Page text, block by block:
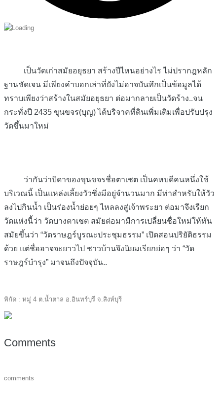
เป็นวัดเก่าสมัยอยุธยา สร้างปีไหนอย่างไร ไม่ปรากฎหลัก
ฐานชัดเจน มีเพียงคำบอกเล่าที่ยังไม่อาจบันทึกเป็นข้อมูลได้
ทราบเพียงว่าสร้างในสมัยอยุธยา ต่อมากลายเป็นวัดร้าง..จน
กระทั่งปี 2435 ขุนขจร(บุญ) ได้บริจาคที่ดินเพิ่มเติมเพื่อปรับปรุง
วัดขึ้นมาใหม่
ว่ากันว่าบิดาของขุนขจรชื่อตาเชต เป็นคหบดีคนหนึ่งใช้
บริเวณนี้ เป็นแหล่งเลี้ยงวัวซึ่งมีอยู่จำนวนมาก มีท่าสำหรับให้วัว
ลงไปกินน้ำ เป็นร่องน้ำย่อยๆ ไหลลงสู่เจ้าพระยา ต่อมาจึงเรียก
วัดแห่งนี้ว่า วัดบางตาเชต สมัยต่อมามีการเปลี่ยนชื่อใหม่ให้ทัน
สมัยขึ้นว่า “วัดราษฎร์บูรณะประชุมธรรม” เปิดสอนปริยัติธรรม
ด้วย แต่ชื่ออาจจะยาวไป ชาวบ้านจึงนิยมเรียกย่อๆ ว่า “วัด
ราษฎร์บำรุง” มาจนถึงปัจจุบัน..
พิกัด : หมู่ 4 ต.น้ำตาล อ.อินทร์บุรี จ.สิงห์บุรี
Comments
comments